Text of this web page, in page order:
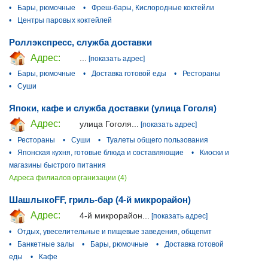
•
Бары, рюмочные •
Фреш-бары, Кислородные коктейли
•
Центры паровых коктейлей
Роллэкспресс, служба доставки
Адрес:
[показать адрес]
•
Бары, рюмочные • Доставка готовой еды •
Рестораны
•
Суши
Япоки, кафе и служба доставки (улица Гоголя)
Адрес:
улица Гоголя... [показать адрес]
•
Рестораны • Суши •
Туалеты общего пользования
•
Японская кухня, готовые блюда и составляющие •
Киоски и
магазины быстрого питания
Адреса филиалов организации (4)
ШашлыкоFF, гриль-бар (4-й микрорайон)
Адрес:
4-й микрорайон...
[показать адрес]
•
Отдых, увеселительные и пищевые заведения, общепит
•
Банкетные залы • Бары, рюмочные •
Доставка готовой
еды
•
Кафе